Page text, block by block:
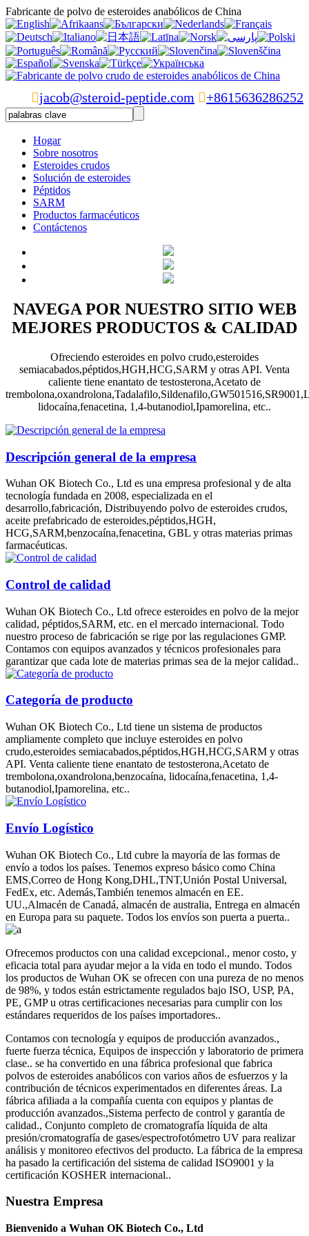
Fabricante de polvo de esteroides anabólicos de China
jacob@steroid-peptide.com +8615636286252
Hogar
Sobre nosotros
Esteroides crudos
Solución de esteroides
Péptidos
SARM
Productos farmacéuticos
Contáctenos
NAVEGA POR NUESTRO SITIO WEB
MEJORES PRODUCTOS & CALIDAD
Ofreciendo esteroides en polvo crudo,esteroides
semiacabados,péptidos,HGH,HCG,SARM y otras API. Venta
caliente tiene enantato de testosterona,Acetato de
lidocaína,fenacetina, 1,4-butanodiol,Ipamorelina, etc..
Descripción general de la empresa
Wuhan OK Biotech Co., Ltd es una empresa profesional y de alta
tecnología fundada en 2008, especializada en el
desarrollo,fabricación, Distribuyendo polvo de esteroides crudos,
aceite prefabricado de esteroides,péptidos,HGH,
HCG,SARM,benzocaína,fenacetina, GBL y otras materias primas
farmacéuticas.
Control de calidad
Wuhan OK Biotech Co., Ltd ofrece esteroides en polvo de la mejor
calidad, péptidos,SARM, etc. en el mercado internacional. Todo
nuestro proceso de fabricación se rige por las regulaciones GMP.
Contamos con equipos avanzados y técnicos profesionales para
garantizar que cada lote de materias primas sea de la mejor calidad..
Categoría de producto
Wuhan OK Biotech Co., Ltd tiene un sistema de productos
ampliamente completo que incluye esteroides en polvo
crudo,esteroides semiacabados,péptidos,HGH,HCG,SARM y otras
API. Venta caliente tiene enantato de testosterona,Acetato de
trembolona,oxandrolona,benzocaína, lidocaína,fenacetina, 1,4-
butanodiol,Ipamorelina, etc..
Envío Logístico
Wuhan OK Biotech Co., Ltd cubre la mayoría de las formas de
envío a todos los países. Tenemos expreso básico como China
EMS,Correo de Hong Kong,DHL,TNT,Unión Postal Universal,
FedEx, etc. Además,También tenemos almacén en EE.
UU.,Almacén de Canadá, almacén de australia, Entrega en almacén
en Europa para su paquete. Todos los envíos son puerta a puerta..
Ofrecemos productos con una calidad excepcional., menor costo, y
eficacia total para ayudar mejor a la vida en todo el mundo. Todos
los productos de Wuhan OK se ofrecen con una pureza de no menos
de 98%, y todos están estrictamente regulados bajo ISO, USP, PA,
PE, GMP u otras certificaciones necesarias para cumplir con los
estándares requeridos de los países importadores..
Contamos con tecnología y equipos de producción avanzados.,
fuerte fuerza técnica, Equipos de inspección y laboratorio de primera
clase.. se ha convertido en una fábrica profesional que fabrica
polvos de esteroides anabólicos con varios años de esfuerzos y la
contribución de técnicos experimentados en diferentes áreas. La
fábrica afiliada a la compañía cuenta con equipos y plantas de
producción avanzados.,Sistema perfecto de control y garantía de
calidad., Conjunto completo de cromatografía líquida de alta
presión/cromatografía de gases/espectrofotómetro UV para realizar
análisis y monitoreo efectivos del producto. La fábrica de la empresa
ha pasado la certificación del sistema de calidad ISO9001 y la
certificación KOSHER internacional..
Nuestra Empresa
Bienvenido a Wuhan OK Biotech Co., Ltd